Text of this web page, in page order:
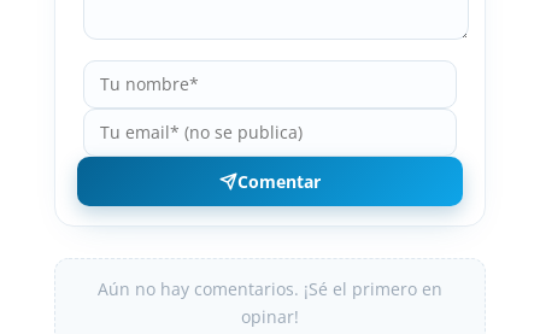
Comentar
Aún no hay comentarios. ¡Sé el primero en
opinar!